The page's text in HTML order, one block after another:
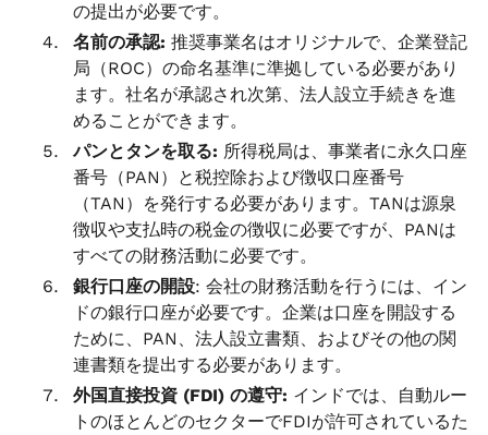
の提出が必要です。
名前の承認: 推奨事業名はオリジナルで、企業登記
局（ROC）の命名基準に準拠している必要があり
ます。社名が承認され次第、法人設立手続きを進
めることができます。
パンとタンを取る: 所得税局は、事業者に永久口座
番号（PAN）と税控除および徴収口座番号
（TAN）を発行する必要があります。TANは源泉
徴収や支払時の税金の徴収に必要ですが、PANは
すべての財務活動に必要です。
銀行口座の開設: 会社の財務活動を行うには、イン
ドの銀行口座が必要です。企業は口座を開設する
ために、PAN、法人設立書類、およびその他の関
連書類を提出する必要があります。
外国直接投資 (FDI) の遵守: インドでは、自動ルー
トのほとんどのセクターでFDIが許可されているた